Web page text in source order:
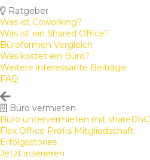
Ratgeber
Was ist Coworking?
Was ist ein Shared Office?
Büroformen Vergleich
Was kostet ein Büro?
Weitere interessante Beiträge
FAQ
Büro vermieten
Büro untervermieten mit shareDnC
Flex Office Profis Mitgliedschaft
Erfolgsstories
Jetzt inserieren